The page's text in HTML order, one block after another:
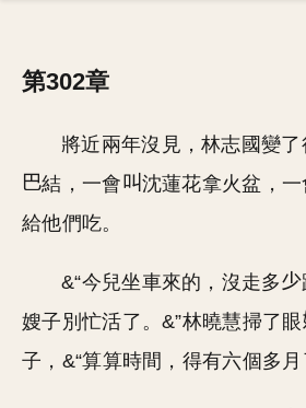
第302章
將近兩年沒見，林志國變
結，一會
沈蓮花拿火盆，一
給他們吃。
&“今兒坐車來的，沒走多
嫂子別忙活了。&”林曉慧掃了眼
子，&“算算時間，得有六個多月